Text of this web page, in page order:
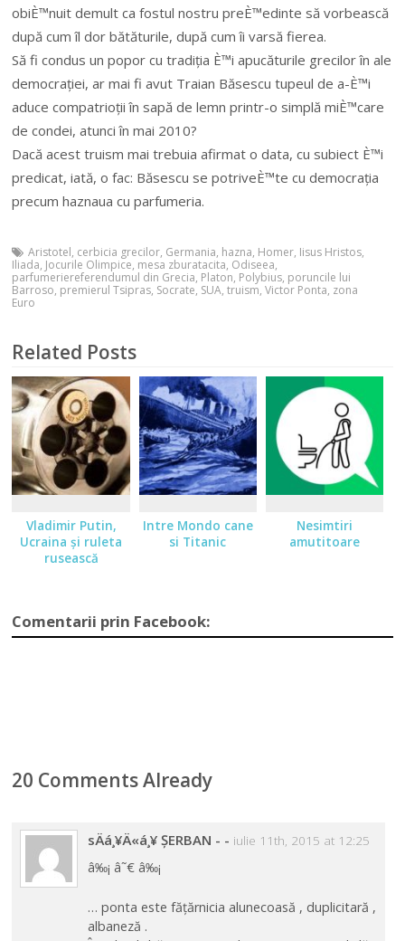
obiÈ™nuit demult ca fostul nostru preÈ™edinte să vorbească
după cum îl dor bătăturile, după cum îi varsă fierea.
Să fi condus un popor cu tradiția È™i apucăturile grecilor în ale
democrației, ar mai fi avut Traian Băsescu tupeul de a-È™i
aduce compatrioții în sapă de lemn printr-o simplă miÈ™care
de condei, atunci în mai 2010?
Dacă acest truism mai trebuia afirmat o data, cu subiect È™i
predicat, iată, o fac: Băsescu se potriveÈ™te cu democrația
precum haznaua cu parfumeria.
Aristotel, cerbicia grecilor, Germania, hazna, Homer, Iisus Hristos,
Iliada, Jocurile Olimpice, mesa zburatacita, Odiseea,
parfumeriereferendumul din Grecia, Platon, Polybius, poruncile lui
Barroso, premierul Tsipras, Socrate, SUA,truism,Victor Ponta, zona
Euro
Related Posts
Vladimir Putin,
Ucraina şi ruleta
rusească
Intre Mondo cane
si Titanic
Nesimtiri
amutitoare
Comentarii prin Facebook:
20 Comments Already
sÄá¸¥Ä«á¸¥ ȘERBAN - - iulie 11th, 2015 at 12:25
â‰¡ â˜€ â‰¡
… ponta este fățărnicia alunecoasă , duplicitară ,
albaneză .